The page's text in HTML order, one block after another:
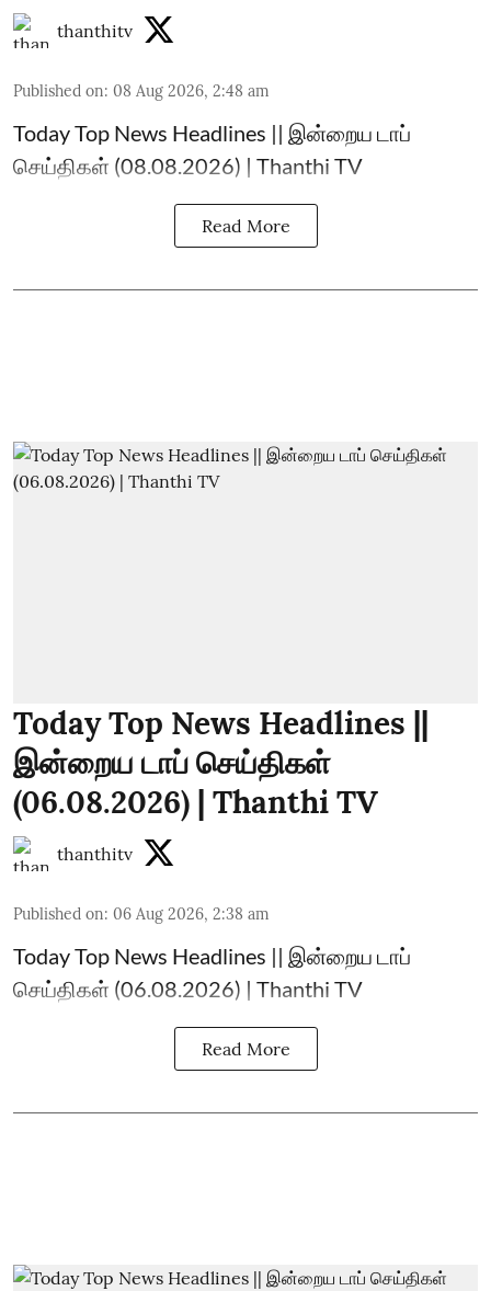
thanthitv
Published on: 08 Aug 2026, 2:48 am
Today Top News Headlines || இன்றைய டாப்
செய்திகள் (08.08.2026) | Thanthi TV
Read More
Today Top News Headlines ||
இன்றைய டாப் செய்திகள்
(06.08.2026) | Thanthi TV
thanthitv
Published on: 06 Aug 2026, 2:38 am
Today Top News Headlines || இன்றைய டாப்
செய்திகள் (06.08.2026) | Thanthi TV
Read More